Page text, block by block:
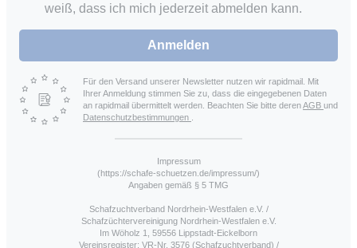
weiß, dass ich mich jederzeit abmelden kann.
Anmelden
Für den Versand unserer Newsletter nutzen wir rapidmail. Mit
Ihrer Anmeldung stimmen Sie zu, dass die eingegebenen Daten
an rapidmail übermittelt werden. Beachten Sie bitte derenAGB und
Datenschutzbestimmungen
Impressum
(https://schafe-schuetzen.de/impressum/)
Angaben gemäß § 5 TMG
Schafzuchtverband Nordrhein-Westfalen e.V. /
Schafzüchtervereinigung Nordrhein-Westfalen e.V.
Im Wöholz 1, 59556 Lippstadt-Eickelborn
Vereinsregister: VR-Nr. 3576 (Schafzuchtverband) /